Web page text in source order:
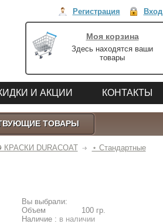
Вход
Регистрация
Моя корзина
Здесь находятся ваши
товары
И АКЦИИ КОНТАКТЫ
ТОВАРЫ
КРАСКИ DURACOAT ⋆ Стандартные
Вы выбрали:
Объем
100 гр.
Наличие : в наличии